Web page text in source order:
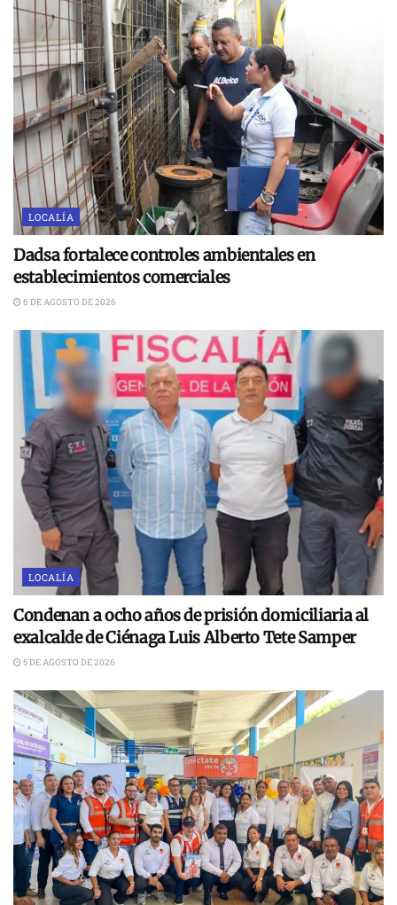
LOCALÍA
Dadsa fortalece controles ambientales en
establecimientos comerciales
6 DE AGOSTO DE 2026
LOCALÍA
Condenan a ocho años de prisión domiciliaria al
exalcalde de Ciénaga Luis Alberto Tete Samper
5 DE AGOSTO DE 2026